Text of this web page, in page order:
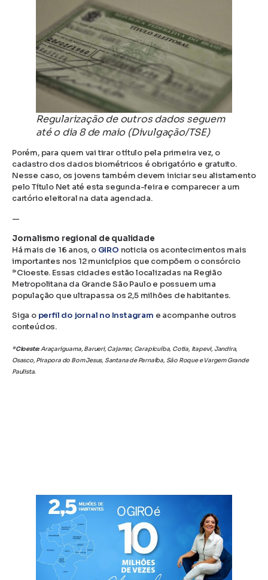
Regularização de outros dados seguem
até o dia 8 de maio (Divulgação/TSE)
Porém, para quem vai tirar o título pela primeira vez, o
cadastro dos dados biométricos é obrigatório e gratuito.
Nesse caso, os jovens também devem iniciar seu alistamento
pelo Título Net até esta segunda-feira e comparecer a um
cartório eleitoral na data agendada.
—
Jornalismo regional de qualidade
Há mais de 16 anos, o GIRO noticia os acontecimentos mais
importantes nos 12 municípios que compõem o consórcio
*Cioeste. Essas cidades estão localizadas na Região
Metropolitana da Grande São Paulo e possuem uma
população que ultrapassa os 2,5 milhões de habitantes.
Siga o perfil do jornal no Instagram e acompanhe outros
conteúdos.
*Cioeste:Araçariguama, Barueri, Cajamar, Carapicuíba, Cotia, Itapevi, Jandira,
Osasco, Pirapora do Bom Jesus, Santana de Parnaíba, São Roque e Vargem Grande
Paulista.